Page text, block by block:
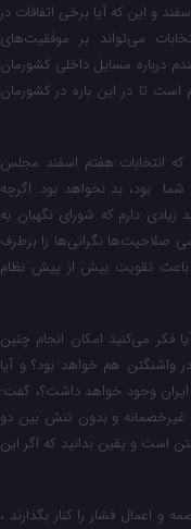
و این که آیا برخی اتفاقات در
می‌تواند بر موفقیت‌های
درباره مسایل داخلی کشورمان
تا در این باره در کشورمان
انتخابات هفتم اسفند مجلس
بود، بد نخواهد بود. اگرچه
دارم که شورای نگهبان به
صلاحیت‌ها نگرانی‌ها را برطرف
باعث تقویت بیش از پیش نظام
فکر می‌کنید امکان انجام چنین
واشنگتن هم خواهد بود؟ و آیا
ایران وجود خواهد داشت؟، گفت:
غیرخصمانه و بدون تنش بین دو
است و یقین بدانید که اگر این
و اعمال فشار را کنار بگذارند ،